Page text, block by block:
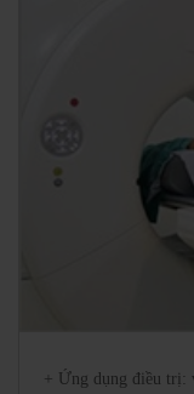
+ Ứng dụng điều trị: